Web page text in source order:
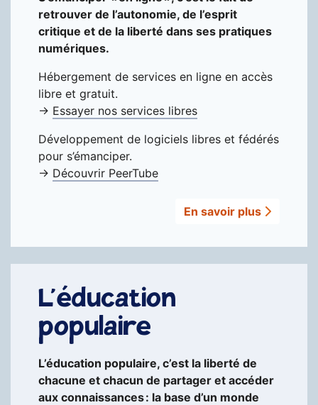
retrouver de l’autonomie, de l’esprit
critique et de la liberté dans ses pratiques
numériques.
Hébergement de services en ligne en accès
libre et gratuit.
→ Essayer nos services libres
Développement de logiciels libres et fédérés
pour s’émanciper.
→ Découvrir PeerTube
En savoir plus
L’éducation
populaire
L’éducation populaire, c’est la liberté de
chacune et chacun de partager et accéder
aux connaissances : la base d’un monde